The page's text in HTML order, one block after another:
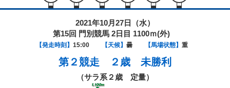
2021年10月27日（水）
第15回 門別競馬 2日目 1100ｍ(外)
【発走時刻】 15:00 【天候】 曇 【馬場状態】 重
第２競走 ２歳 未勝利
（サラ系２歳 定量）